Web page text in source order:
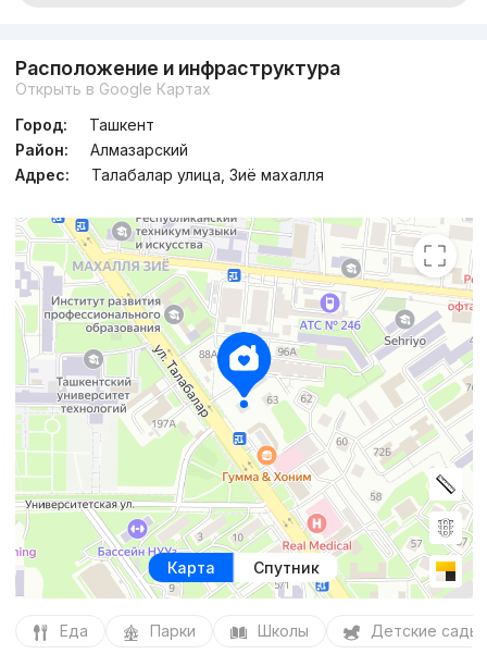
Расположение и инфраструктура
Открыть в Google Картах
Город:
Ташкент
Район:
Алмазарский
Адрес:
Талабалар улица, Зиё махалля
Карта Спутник
Еда Парки Школы Детские сады